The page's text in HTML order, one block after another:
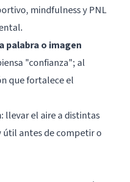
mindfulness y PNL
palabra o imagen
"confianza"; al
que fortalece el
llevar el aire a distintas
útil antes de competir o